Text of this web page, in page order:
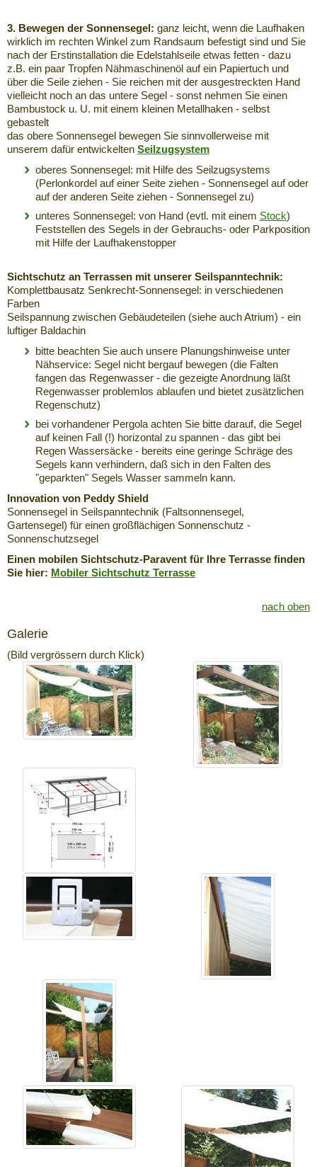
3. Bewegen der Sonnensegel: ganz leicht, wenn die Laufhaken
wirklich im rechten Winkel zum Randsaum befestigt sind und Sie
nach der Erstinstallation die Edelstahlseile etwas fetten - dazu
z.B. ein paar Tropfen Nähmaschinenöl auf ein Papiertuch und
über die Seile ziehen - Sie reichen mit der ausgestreckten Hand
vielleicht noch an das untere Segel - sonst nehmen Sie einen
Bambustock u. U. mit einem kleinen Metallhaken - selbst
gebastelt
das obere Sonnensegel bewegen Sie sinnvollerweise mit
unserem dafür entwickelten Seilzugsystem
oberes Sonnensegel: mit Hilfe des Seilzugsystems
(Perlonkordel auf einer Seite ziehen - Sonnensegel auf oder
auf der anderen Seite ziehen - Sonnensegel zu)
unteres Sonnensegel: von Hand (evtl. mit einem Stock)
Feststellen des Segels in der Gebrauchs- oder Parkposition
mit Hilfe der Laufhakenstopper
Sichtschutz an Terrassen mit unserer Seilspanntechnik:
Komplettbausatz Senkrecht-Sonnensegel: in verschiedenen
Farben
Seilspannung zwischen Gebäudeteilen (siehe auch Atrium) - ein
luftiger Baldachin
bitte beachten Sie auch unsere Planungshinweise unter
Nähservice: Segel nicht bergauf bewegen (die Falten
fangen das Regenwasser - die gezeigte Anordnung läßt
Regenwasser problemlos ablaufen und bietet zusätzlichen
Regenschutz)
bei vorhandener Pergola achten Sie bitte darauf, die Segel
auf keinen Fall (!) horizontal zu spannen - das gibt bei
Regen Wassersäcke - bereits eine geringe Schräge des
Segels kann verhindern, daß sich in den Falten des
"geparkten" Segels Wasser sammeln kann.
Innovation von Peddy Shield
Sonnensegel in Seilspanntechnik (Faltsonnensegel,
Gartensegel) für einen großflächigen Sonnenschutz -
Sonnenschutzsegel
Einen mobilen Sichtschutz-Paravent für Ihre Terrasse finden
Sie hier: Mobiler Sichtschutz Terrasse
nach oben
Galerie
(Bild vergrössern durch Klick)